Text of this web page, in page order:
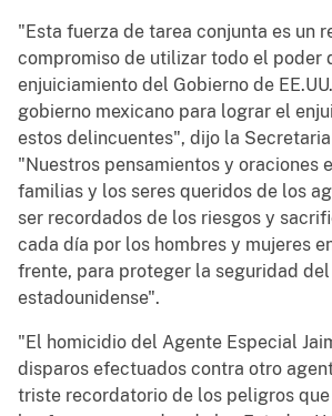
"Esta fuerza de tarea conjunta es un
compromiso de utilizar todo el poder
enjuiciamiento del Gobierno de
gobierno mexicano para lograr el
estos delincuentes", dijo la
"Nuestros pensamientos y oraciones
familias y los seres queridos de los
ser recordados de los riesgos y
cada día por los hombres y mujeres
frente, para proteger la seguridad
estadounidense".
"El homicidio del Agente Especial
disparos efectuados contra otro
triste recordatorio de los peligros